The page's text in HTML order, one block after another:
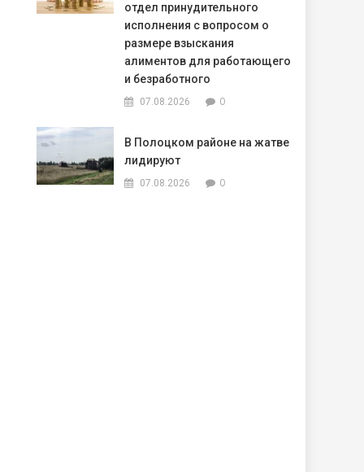
отдел принудительного
исполнения с вопросом о
размере взыскания
алиментов для работающего
и безработного
07.08.2026 0
В Полоцком районе на жатве
лидируют
07.08.2026 0